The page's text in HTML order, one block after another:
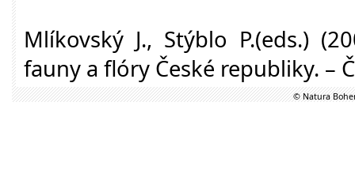
Mlíkovský J., Stýblo P.(eds.)
fauny a flóry České republiky. –
© Natura